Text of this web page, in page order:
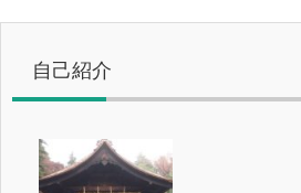
自己紹介